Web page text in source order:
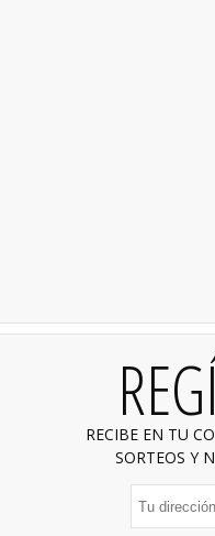
RECIBE EN TU
SORTEOS Y